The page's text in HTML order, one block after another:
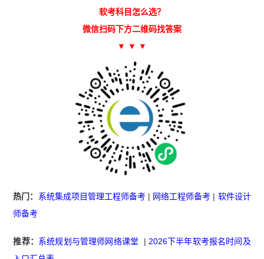
软考科目怎么选？
微信扫码下方二维码找答案
▼ ▼ ▼
热门： 系统集成项目管理工程师备考 | 网络工程师备考 | 软件设计
师备考
推荐： 系统规划与管理师网络课堂 | 2026下半年软考报名时间及